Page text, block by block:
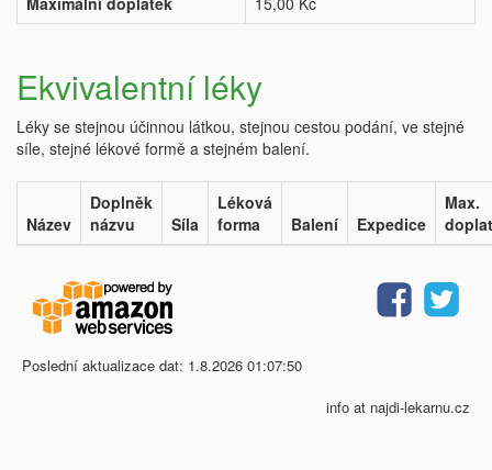
Ekvivalentní léky
Léky se stejnou účinnou látkou, stejnou cestou podání, ve stejné
síle, stejné lékové formě a stejném balení.
Název
Doplněk
názvu
Síla
Léková
forma
Balení Expedice
Max.
Poslední aktualizace dat: 1.8.2026 01:07:50
info at najdi-lekarnu.cz